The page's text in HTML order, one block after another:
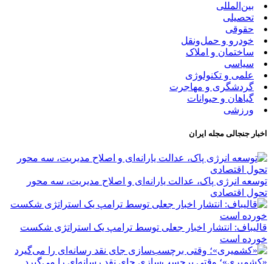
بین‌المللی
تحصیلی
حقوقی
خودرو و حمل‌و‌نقل
ساختمان و املاک
سیاسی
علمی و تکنولوژی
گردشگری و مهاجرت
گیاهان و حیوانات
ورزشی
اخبار جنجالی مجله ایران
توسعه انرژی پاک، عدالت یارانه‌ای و اصلاح مدیریت، سه محور
تحول اقتصادی
قالیباف: انتشار اخبار جعلی توسط ترامپ یک استراتژی شکست
خورده است